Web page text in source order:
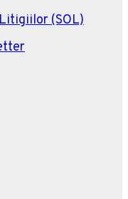
(SOL)